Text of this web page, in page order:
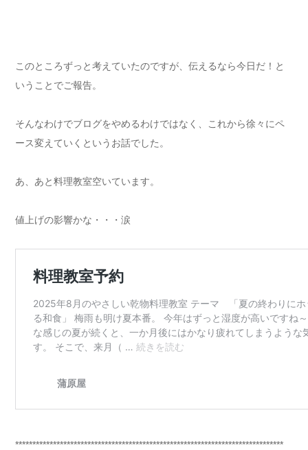
このところずっと考えていたのですが、伝えるなら今日だ！と
いうことでご報告。
そんなわけでブログをやめるわけではなく、これから徐々にペ
ース変えていくというお話でした。
あ、あと料理教室空いています。
値上げの影響かな・・・涙
******************************************************************************